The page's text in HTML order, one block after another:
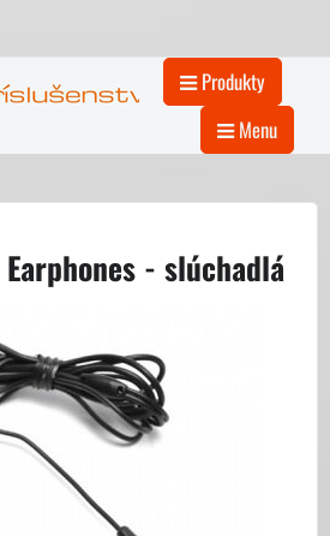
Produkty
Menu
- slúchadlá